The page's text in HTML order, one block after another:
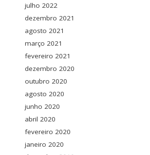
julho 2022
dezembro 2021
agosto 2021
março 2021
fevereiro 2021
dezembro 2020
outubro 2020
agosto 2020
junho 2020
abril 2020
fevereiro 2020
janeiro 2020